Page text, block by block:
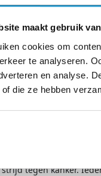
maakt gebruik
cookies om
te analyseren.
en analyse.
die ze hebben
Nijmegen e.o.
en
van te maken met
bekeken.
weer een
Tijdens de Swim
krachten voor een
om geld in te
oefeningen en
voor
tegen kanker.